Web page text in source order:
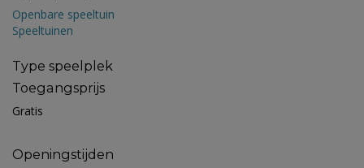
Openbare speeltuin
Speeltuinen
Type speelplek
Toegangsprijs
Gratis
Openingstijden